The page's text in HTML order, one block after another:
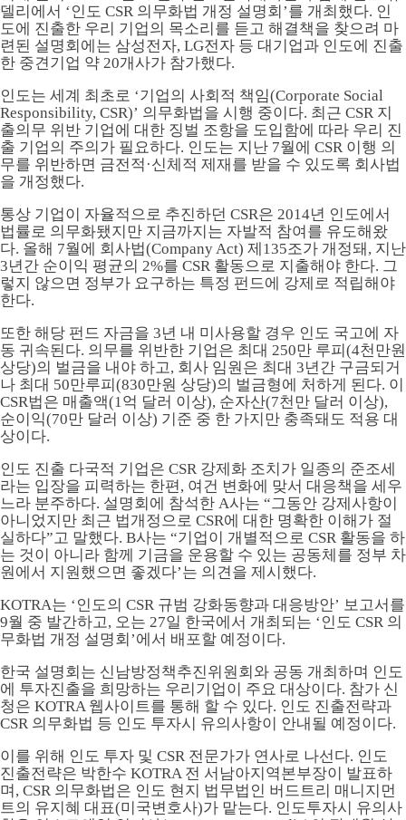
델리에서 ‘인도 CSR 의무화법 개정 설명회’를 개최했다. 인
도에 진출한 우리 기업의 목소리를 듣고 해결책을 찾으려 마
련된 설명회에는 삼성전자, LG전자 등 대기업과 인도에 진출
한 중견기업 약 20개사가 참가했다.
인도는 세계 최초로 ‘기업의 사회적 책임(Corporate Social
Responsibility, CSR)’ 의무화법을 시행 중이다. 최근 CSR 지
출의무 위반 기업에 대한 징벌 조항을 도입함에 따라 우리 진
출 기업의 주의가 필요하다. 인도는 지난 7월에 CSR 이행 의
무를 위반하면 금전적·신체적 제재를 받을 수 있도록 회사법
을 개정했다.
통상 기업이 자율적으로 추진하던 CSR은 2014년 인도에서
법률로 의무화됐지만 지금까지는 자발적 참여를 유도해왔
다. 올해 7월에 회사법(Company Act) 제135조가 개정돼, 지난
3년간 순이익 평균의 2%를 CSR 활동으로 지출해야 한다. 그
렇지 않으면 정부가 요구하는 특정 펀드에 강제로 적립해야
한다.
또한 해당 펀드 자금을 3년 내 미사용할 경우 인도 국고에 자
동 귀속된다. 의무를 위반한 기업은 최대 250만 루피(4천만원
상당)의 벌금을 내야 하고, 회사 임원은 최대 3년간 구금되거
나 최대 50만루피(830만원 상당)의 벌금형에 처하게 된다. 이
CSR법은 매출액(1억 달러 이상), 순자산(7천만 달러 이상),
순이익(70만 달러 이상) 기준 중 한 가지만 충족돼도 적용 대
상이다.
인도 진출 다국적 기업은 CSR 강제화 조치가 일종의 준조세
라는 입장을 피력하는 한편, 여건 변화에 맞서 대응책을 세우
느라 분주하다. 설명회에 참석한 A사는 “그동안 강제사항이
아니었지만 최근 법개정으로 CSR에 대한 명확한 이해가 절
실하다”고 말했다. B사는 “기업이 개별적으로 CSR 활동을 하
는 것이 아니라 함께 기금을 운용할 수 있는 공동체를 정부 차
원에서 지원했으면 좋겠다’는 의견을 제시했다.
KOTRA는 ‘인도의 CSR 규범 강화동향과 대응방안’ 보고서를
9월 중 발간하고, 오는 27일 한국에서 개최되는 ‘인도 CSR 의
무화법 개정 설명회’에서 배포할 예정이다.
한국 설명회는 신남방정책추진위원회와 공동 개최하며 인도
에 투자진출을 희망하는 우리기업이 주요 대상이다. 참가 신
청은 KOTRA 웹사이트를 통해 할 수 있다. 인도 진출전략과
CSR 의무화법 등 인도 투자시 유의사항이 안내될 예정이다.
이를 위해 인도 투자 및 CSR 전문가가 연사로 나선다. 인도
진출전략은 박한수 KOTRA 전 서남아지역본부장이 발표하
며, CSR 의무화법은 인도 현지 법무법인 버드트리 매니지먼
트의 유지혜 대표(미국변호사)가 맡는다. 인도투자시 유의사